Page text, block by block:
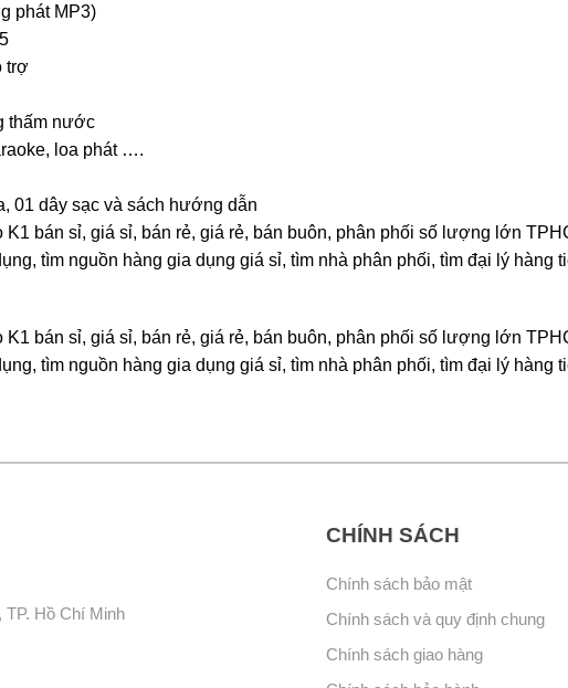
phát MP3)
trợ
thấm nước
loa phát ….
01 dây sạc và sách hướng dẫn
K1 bán sỉ, giá sỉ, bán rẻ, giá rẻ, bán buôn, phân phối số lượng lớn
tìm nguồn hàng gia dụng giá sỉ, tìm nhà phân phối, tìm đại lý hàng
K1 bán sỉ, giá sỉ, bán rẻ, giá rẻ, bán buôn, phân phối số lượng lớn
tìm nguồn hàng gia dụng giá sỉ, tìm nhà phân phối, tìm đại lý hàng
Hồ Chí Minh
CHÍNH SÁCH
Chính sách bảo mật
Chính sách và quy định chung
Chính sách giao hàng